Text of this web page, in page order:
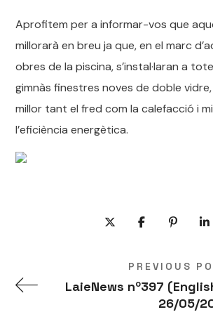
Aprofitem per a informar-vos que
millorarà en breu ja que, en el marc
obres de la piscina, s’instal·laran a
gimnàs finestres noves de doble
millor tant el fred com la calefacció i
l’eficiència energètica.
PREVIOUS
LaieNews nº397
26/05/